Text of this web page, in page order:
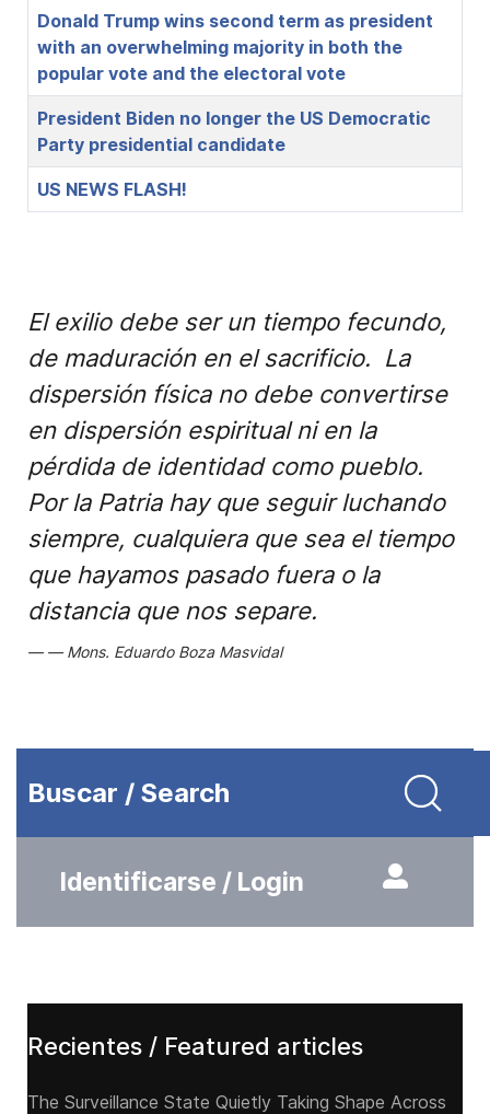
Donald Trump wins second term as president
with an overwhelming majority in both the
popular vote and the electoral vote
President Biden no longer the US Democratic
Party presidential candidate
US NEWS FLASH!
El exilio debe ser un tiempo fecundo,
de maduración en el sacrificio. La
dispersión física no debe convertirse
en dispersión espiritual ni en la
pérdida de identidad como pueblo.
Por la Patria hay que seguir luchando
siempre, cualquiera que sea el tiempo
que hayamos pasado fuera o la
distancia que nos separe.
Mons. Eduardo Boza Masvidal
Buscar / Search
Identificarse / Login
Recientes / Featured articles
The Surveillance State Quietly Taking Shape Across